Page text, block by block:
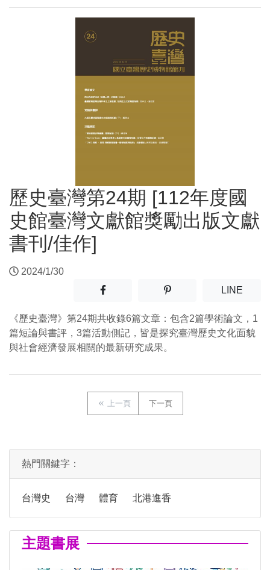
歷史臺灣第24期 [112年度國
史館臺灣文獻館獎勵出版文獻
書刊/佳作]
2024/1/30
分享至facebook(另開新視窗)
分享至噗浪(另開新視窗)
LINE(另開
《歷史臺灣》第24期共收錄6篇文章：包含2篇學術論文，1
篇短論與書評，3篇活動側記，皆是探究臺灣歷史文化面貌
與社會經濟發展相關的最新研究成果。
上一頁 下一頁
熱門關鍵字：
台灣史 台灣 體育 北港進香
主題書展